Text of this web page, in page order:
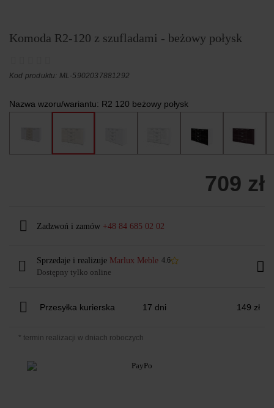
Komoda R2-120 z szufladami - beżowy połysk
Kod produktu: ML-5902037881292
Nazwa wzoru/wariantu: R2 120 beżowy połysk
709 zł
Zadzwoń i zamów +48 84 685 02 02
Sprzedaje i realizuje Marlux Meble 4.6
Dostępny tylko online
Przesyłka kurierska 17 dni 149 zł
* termin realizacji w dniach roboczych